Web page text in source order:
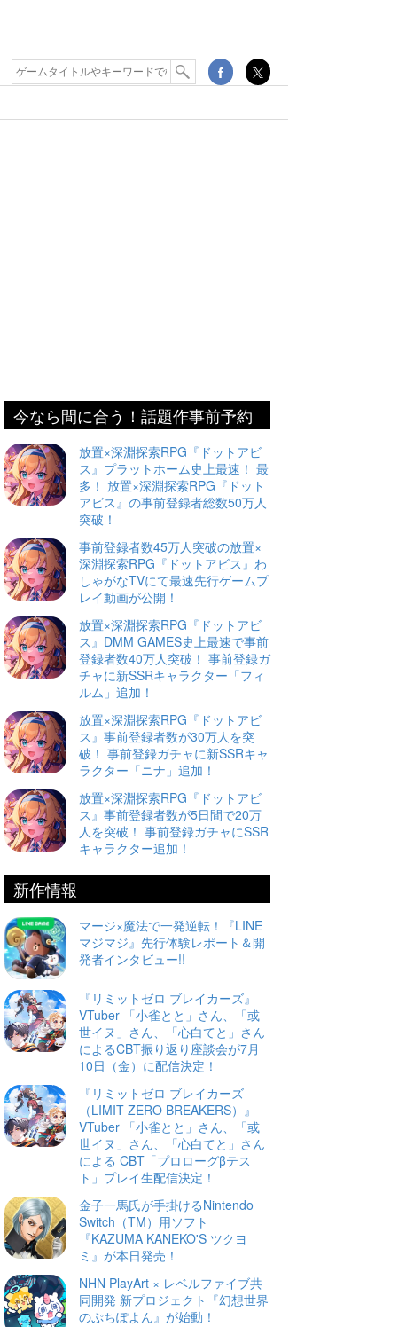
今なら間に合う！話題作事前予約
放置×深淵探索RPG『ドットアビ
ス』プラットホーム史上最速！ 最
多！ 放置×深淵探索RPG『ドット
アビス』の事前登録者総数50万人
突破！
事前登録者数45万人突破の放置×
深淵探索RPG『ドットアビス』わ
しゃがなTVにて最速先行ゲームプ
レイ動画が公開！
放置×深淵探索RPG『ドットアビ
ス』DMM GAMES史上最速で事前
登録者数40万人突破！ 事前登録ガ
チャに新SSRキャラクター「フィ
ルム」追加！
放置×深淵探索RPG『ドットアビ
ス』事前登録者数が30万人を突
破！ 事前登録ガチャに新SSRキャ
ラクター「ニナ」追加！
放置×深淵探索RPG『ドットアビ
ス』事前登録者数が5日間で20万
人を突破！ 事前登録ガチャにSSR
キャラクター追加！
新作情報
マージ×魔法で一発逆転！『LINE
マジマジ』先行体験レポート＆開
発者インタビュー!!
『リミットゼロ ブレイカーズ』
VTuber 「小雀とと」さん、「或
世イヌ」さん、「心白てと」さん
によるCBT振り返り座談会が7月
10日（金）に配信決定！
『リミットゼロ ブレイカーズ
（LIMIT ZERO BREAKERS）』
VTuber 「小雀とと」さん、「或
世イヌ」さん、「心白てと」さん
による CBT「プロローグβテス
ト」プレイ生配信決定！
金子一馬氏が手掛けるNintendo
Switch（TM）用ソフト
『KAZUMA KANEKO'S ツクヨ
ミ』が本日発売！
NHN PlayArt × レベルファイブ共
同開発 新プロジェクト『幻想世界
のぷちぽよん』が始動！